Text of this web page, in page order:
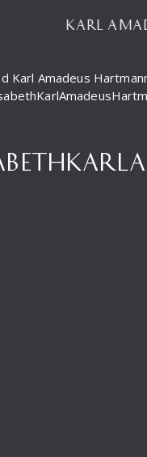
KARL
Karl Amadeus